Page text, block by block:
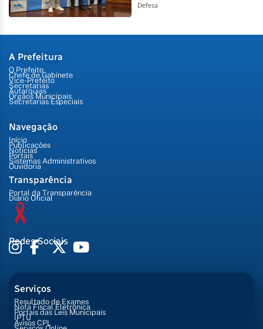
Defesa
A Prefeitura
O Prefeito
Chefe de Gabinete
Vice-Prefeito
Secretarias
Autarquias
Órgãos Municipais
Secretarias Especiais
Navegação
Início
Publicações
Notícias
Portais
Sistemas Administrativos
Ouvidoria
Transparência
Portal da Transparência
Diário Oficial
Redes Sociais
Serviços
Resultado de Exames
Nota Fiscal Eletrônica
Portais das Leis Municipais
IPTU
Avisos CPL